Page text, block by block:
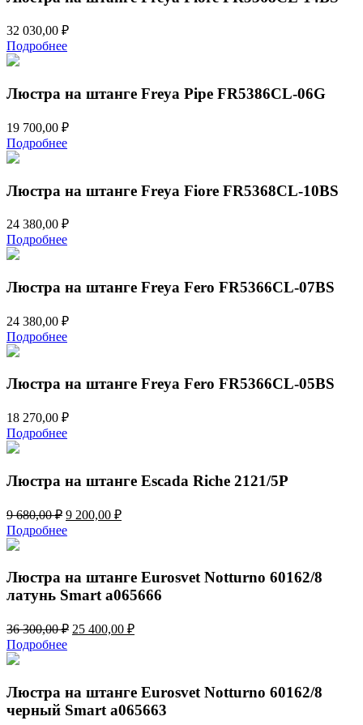
32 030,00 ₽
Подробнее
Люстра на штанге Freya Pipe FR5386CL-06G
19 700,00 ₽
Подробнее
Люстра на штанге Freya Fiore FR5368CL-10BS
24 380,00 ₽
Подробнее
Люстра на штанге Freya Fero FR5366CL-07BS
24 380,00 ₽
Подробнее
Люстра на штанге Freya Fero FR5366CL-05BS
18 270,00 ₽
Подробнее
Люстра на штанге Escada Riche 2121/5P
9 680,00₽ Первоначальная
цена
составляла
680,00 ₽.
9 200,00 ₽Текущая
Подробнее
Люстра на штанге Eurosvet Notturno 60162/8
латунь Smart a065666
36 300,00₽ Первоначальная
25 400,00 ₽Текущая
Подробнее
Люстра на штанге Eurosvet Notturno 60162/8
черный Smart a065663